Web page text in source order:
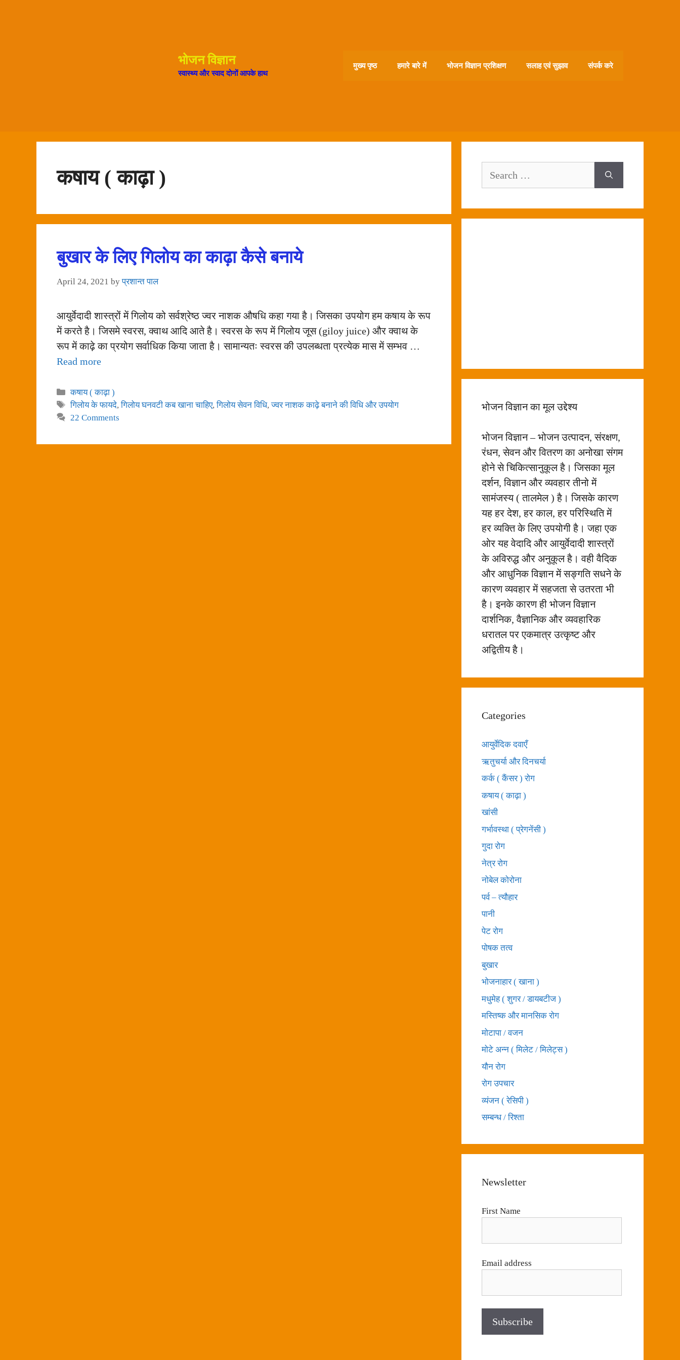
भोजन विज्ञान
स्वास्थ्य और स्वाद दोनों आपके हाथ
मुख्य पृष्ठ हमारे बारे में भोजन विज्ञान प्रशिक्षण सलाह एवं सुझाव संपर्क करे
कषाय ( काढ़ा )
बुखार के लिए गिलोय का काढ़ा कैसे बनाये
April 24, 2021 byप्रशान्त पाल
आयुर्वेदादी शास्त्रों में गिलोय को सर्वश्रेष्ठ ज्वर नाशक औषधि कहा गया है। जिसका उपयोग हम कषाय के रूप
में करते है। जिसमे स्वरस, क्वाथ आदि आते है। स्वरस के रूप में गिलोय जूस (giloy juice) और क्वाथ के
रूप में काढ़े का प्रयोग सर्वाधिक किया जाता है। सामान्यतः स्वरस की उपलब्धता प्रत्येक मास में सम्भव …
Read more
Categories
कषाय ( काढ़ा )
Tags
गिलोय के फायदे,गिलोय घनवटी कब खाना चाहिए,गिलोय सेवन विधि,ज्वर नाशक काढ़े बनाने की विधि और उपयोग
22 Comments
for:
भोजन विज्ञान का मूल उद्देश्य
भोजन विज्ञान – भोजन उत्पादन, संरक्षण,
रंधन, सेवन और वितरण का अनोखा संगम
होने से चिकित्सानुकूल है। जिसका मूल
दर्शन, विज्ञान और व्यवहार तीनो में
सामंजस्य ( तालमेल ) है। जिसके कारण
यह हर देश, हर काल, हर परिस्थिति में
हर व्यक्ति के लिए उपयोगी है। जहा एक
ओर यह वेदादि और आयुर्वेदादी शास्त्रों
के अविरुद्ध और अनुकूल है। वही वैदिक
और आधुनिक विज्ञान में सङ्गति सधने के
कारण व्यवहार में सहजता से उतरता भी
है। इनके कारण ही भोजन विज्ञान
दार्शनिक, वैज्ञानिक और व्यवहारिक
धरातल पर एकमात्र उत्कृष्ट और
अद्वितीय है।
Categories
आयुर्वेदिक दवाएँ
ऋतुचर्या और दिनचर्या
कर्क ( कैंसर ) रोग
कषाय ( काढ़ा )
खांसी
गर्भावस्था ( प्रेगनेंसी )
गुदा रोग
नेत्र रोग
नोबेल कोरोना
पर्व – त्यौहार
पानी
पेट रोग
पोषक तत्व
बुखार
भोजनाहार ( खाना )
मधुमेह ( शुगर / डायबटीज )
मस्तिष्क और मानसिक रोग
मोटापा / वजन
मोटे अन्न ( मिलेट / मिलेट्स )
यौन रोग
रोग उपचार
व्यंजन ( रेसिपी )
सम्बन्ध / रिश्ता
Newsletter
First Name
Email address